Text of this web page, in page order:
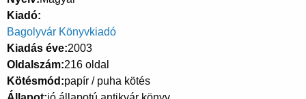
Kiadó
Bagolyvár Könyvkiadó
Kiadás éve 2003
Oldalszám 216 oldal
Kötésmód papír / puha kötés